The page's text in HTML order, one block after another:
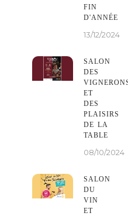
FIN
D'ANNÉE
13/12/2024
SALON
DES
ET
DES
PLAISIRS
DE LA
TABLE
08/10/2024
SALON
DU
VIN
ET